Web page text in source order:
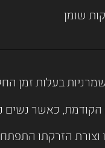
שומן
שמרניות בעלות זמן
כאשר נשים
וצורת הזרקתו